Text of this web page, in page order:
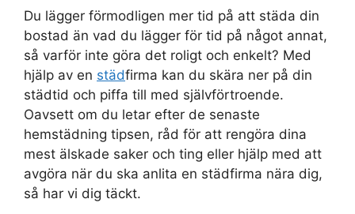
Du lägger förmodligen mer tid på att städa din
bostad än vad du lägger för tid på något annat,
så varför inte göra det roligt och enkelt? Med
hjälp av en städfirma kan du skära ner på din
städtid och piffa till med självförtroende.
Oavsett om du letar efter de senaste
hemstädning tipsen, råd för att rengöra dina
mest älskade saker och ting eller hjälp med att
avgöra när du ska anlita en städfirma nära dig,
så har vi dig täckt.